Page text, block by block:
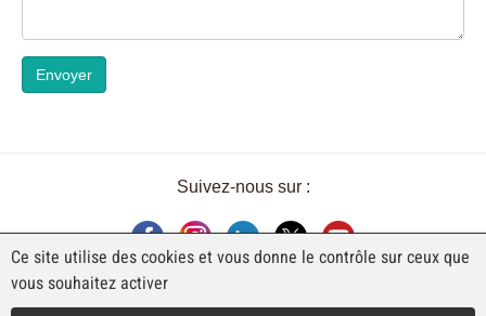
Envoyer
Suivez-nous sur :
UNE EXPOSITION DE FAJI SA
Ce site utilise des cookies et vous donne le contrôle sur ceux que
vous souhaitez activer